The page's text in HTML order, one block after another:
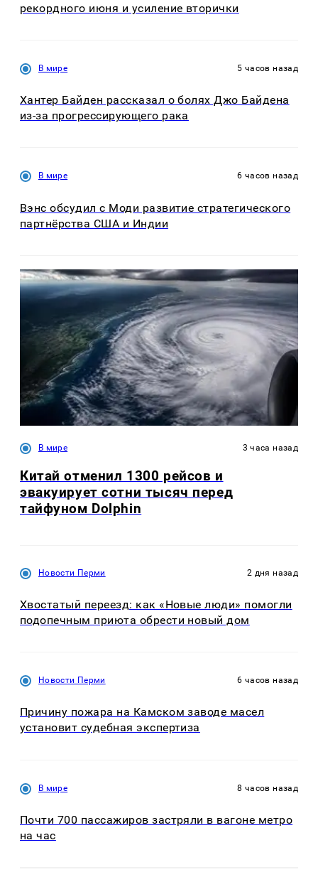
рекордного июня и усиление вторички
В мире 5 часов назад
Хантер Байден рассказал о болях Джо Байдена
из-за прогрессирующего рака
В мире 6 часов назад
Вэнс обсудил с Моди развитие стратегического
партнёрства США и Индии
В мире 3 часа назад
Китай отменил 1300 рейсов и
эвакуирует сотни тысяч перед
тайфуном Dolphin
Новости Перми 2 дня назад
Хвостатый переезд: как «Новые люди» помогли
подопечным приюта обрести новый дом
Новости Перми 6 часов назад
Причину пожара на Камском заводе масел
установит судебная экспертиза
В мире 8 часов назад
Почти 700 пассажиров застряли в вагоне метро
на час